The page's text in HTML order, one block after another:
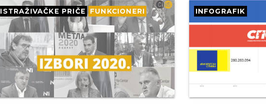
ISTRAŽIVAČKE PRIČE FUNKCIONERI INFOGRAFIK